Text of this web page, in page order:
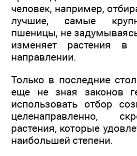
человек, например,
лучшие, самые
пшеницы, не
изменяет растения
направлении.
Только в последние
еще не зная законов
использовать отбор
целенаправленно,
растения, которые
наибольшей степени.